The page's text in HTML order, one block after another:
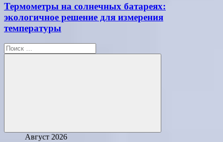
Термометры на солнечных батареях:
экологичное решение для измерения
температуры
Поиск
для:
Поиск
Август 2026